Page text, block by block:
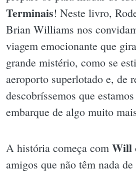
Terminais! Neste livro,
Brian Williams nos
viagem emocionante que
grande mistério, como se
aeroporto superlotado e, de
descobríssemos que
embarque de algo muito
A história começa com Will
amigos que não têm nada